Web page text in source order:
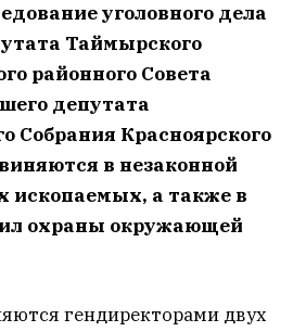
уголовного дела
Таймырского
районного Совета
депутата
Собрания Красноярского
в незаконной
ископаемых, а также в
охраны окружающей
гендиректорами двух